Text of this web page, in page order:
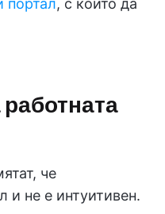
портал, с които да
че
и не е интуитивен.